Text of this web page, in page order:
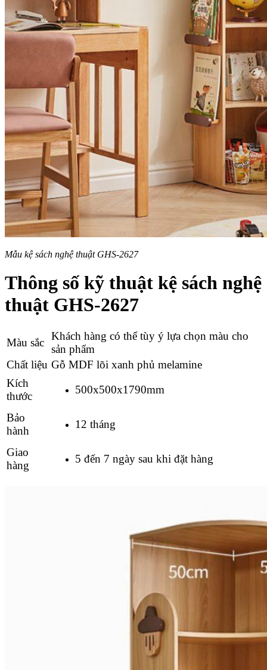
Mẫu kệ sách nghệ thuật GHS-2627
Thông số kỹ thuật kệ sách nghệ
thuật GHS-2627
Màu sắc
Khách hàng có thể tùy ý lựa chọn màu cho
sản phẩm
Chất liệu Gỗ MDF lõi xanh phủ melamine
Kích
thước
500x500x1790mm
Bảo
hành
12 tháng
Giao
hàng
5 đến 7 ngày sau khi đặt hàng